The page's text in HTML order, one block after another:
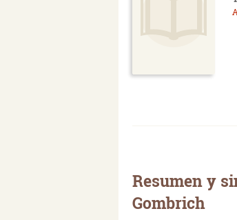
Resumen y
Gombrich